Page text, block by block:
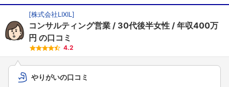
[株式会社LIXIL ]
コンサルティング営業 30代後半女性
年収400万
円 の口コミ
4.2
やりがいの口コミ